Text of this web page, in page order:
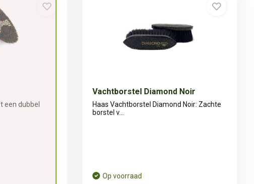
een dubbel
Vachtborstel Diamond Noir
Haas Vachtborstel Diamond Noir: Zachte
borstel v...
Op voorraad